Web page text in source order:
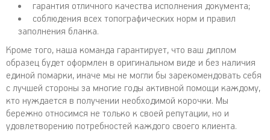
гарантия отличного качества исполнения документа;
соблюдения всех топографических норм и правил
заполнения бланка.
Кроме того, наша команда гарантирует, что ваш диплом
образец будет оформлен в оригинальном виде и без наличия
единой помарки, иначе мы не могли бы зарекомендовать себя
с лучшей стороны за многие годы активной помощи каждому,
кто нуждается в получении необходимой корочки. Мы
бережно относимся не только к своей репутации, но и
удовлетворению потребностей каждого своего клиента.